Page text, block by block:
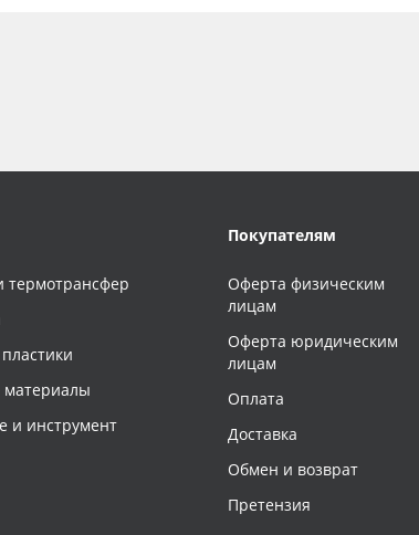
термотрансфер
и инструмент
Покупателям
Оферта физическим
лицам
Оферта юридическим
лицам
Оплата
Доставка
Обмен и возврат
Претензия